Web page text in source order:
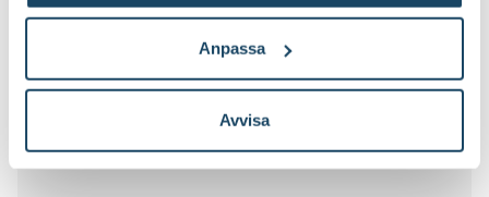
Anpassa
Avvisa
Utmärkande egenskaper Lättskött, Vintergrön
Vad betyder märkningen?
Art nr 333927
Jordprodukter Planteringsjord
Beskärningssätt Beskärning är inte nödvändig, Lämpar sig för
Beskärningstid Juli-september (JAS-perioden), På hösten, På
vårvintern